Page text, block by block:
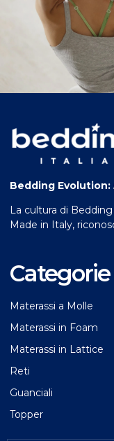
Bedding Evolution:
La cultura di
Made in Italy,
Materassi a Molle
Materassi in Foam
Materassi in Lattice
Reti
Guanciali
Topper